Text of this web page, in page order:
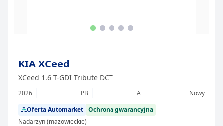
KIA XCeed
XCeed 1.6 T-GDI Tribute DCT
2026 PB A
Nowy
Oferta Automarket Ochrona gwarancyjna
Nadarzyn (mazowieckie)